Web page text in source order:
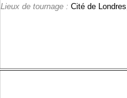
Lieux de tournage : Cité de